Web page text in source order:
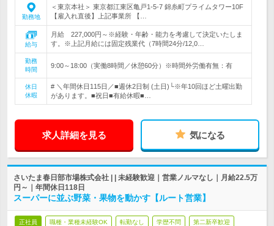
勤務地
＜東京本社＞ 東京都江東区亀戸1-5-7 錦糸町プライムタワー10F
【雇入れ直後】上記事業所 【…
給与
月給 227,000円～※経験・年齢・能力を考慮して決定いたしま
す。※上記月給には固定残業代（7時間24分/12,0…
勤務
時間
9:00～18:00（実働8時間／休憩60分）※時間外労働有無：有
休日
休暇
# ＼年間休日115日／■週休2日制 (土日)└※年10回ほど土曜出勤
があります。■祝日■有給休暇■…
求人詳細を見る 気になる
さいたま春日部市場株式会社 | | 未経験歓迎｜営業ノルマなし｜月給22.5万
円～｜年間休日118日
スーパーに並ぶ野菜・果物を動かす【ルート営業】
正社員 職種・業種未経験OK 転勤なし 学歴不問 第二新卒歓迎